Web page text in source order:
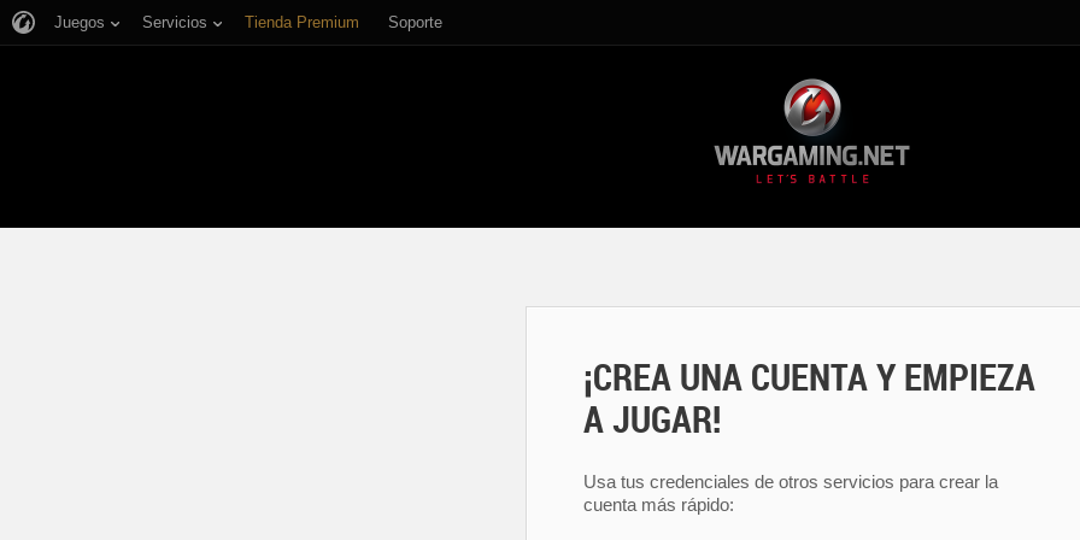
Juegos Servicios Tienda Premium Soporte
¡CREA UNA CUENTA Y EMPIEZA
A JUGAR!
Usa tus credenciales de otros servicios para crear la
cuenta más rápido: